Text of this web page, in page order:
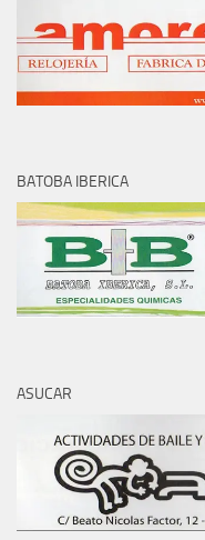
BATOBA IBERICA
ASUCAR